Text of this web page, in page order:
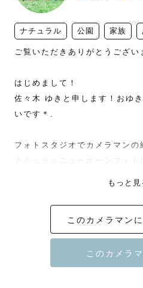
ナチュラル 公園 家族
ご覧いただきありがとうござ
はじめまして！
佐々木 ゆきと申します！おゆ
いです＊.
フォトスタジオでカメラマンの
を忘れられず、ラブグラファ
2021年に第一子、
2023年に双子を出産し、
現在は34歳、
もっと見
このカメラマン